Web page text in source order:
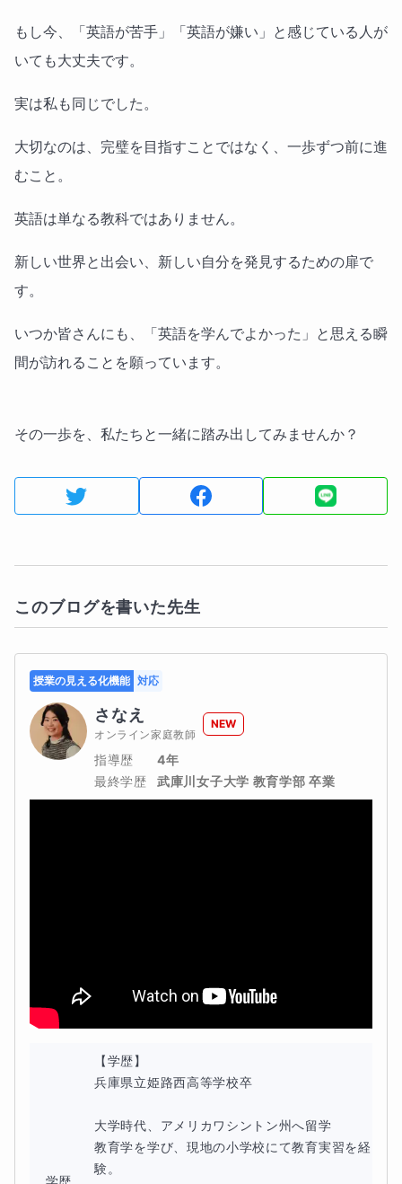
もし今、「英語が苦手」「英語が嫌い」と感じている人が
いても大丈夫です。
実は私も同じでした。
大切なのは、完璧を目指すことではなく、一歩ずつ前に進
むこと。
英語は単なる教科ではありません。
新しい世界と出会い、新しい自分を発見するための扉で
す。
いつか皆さんにも、「英語を学んでよかった」と思える瞬
間が訪れることを願っています。
その一歩を、私たちと一緒に踏み出してみませんか？
このブログを書いた先生
授業の見える化機能 対応
さなえ
オンライン家庭教師
NEW
指導歴
4年
最終学歴
武庫川女子大学 教育学部 卒業
学歴
【学歴】
兵庫県立姫路西高等学校卒
大学時代、アメリカワシントン州へ留学
教育学を学び、現地の小学校にて教育実習を経
験。